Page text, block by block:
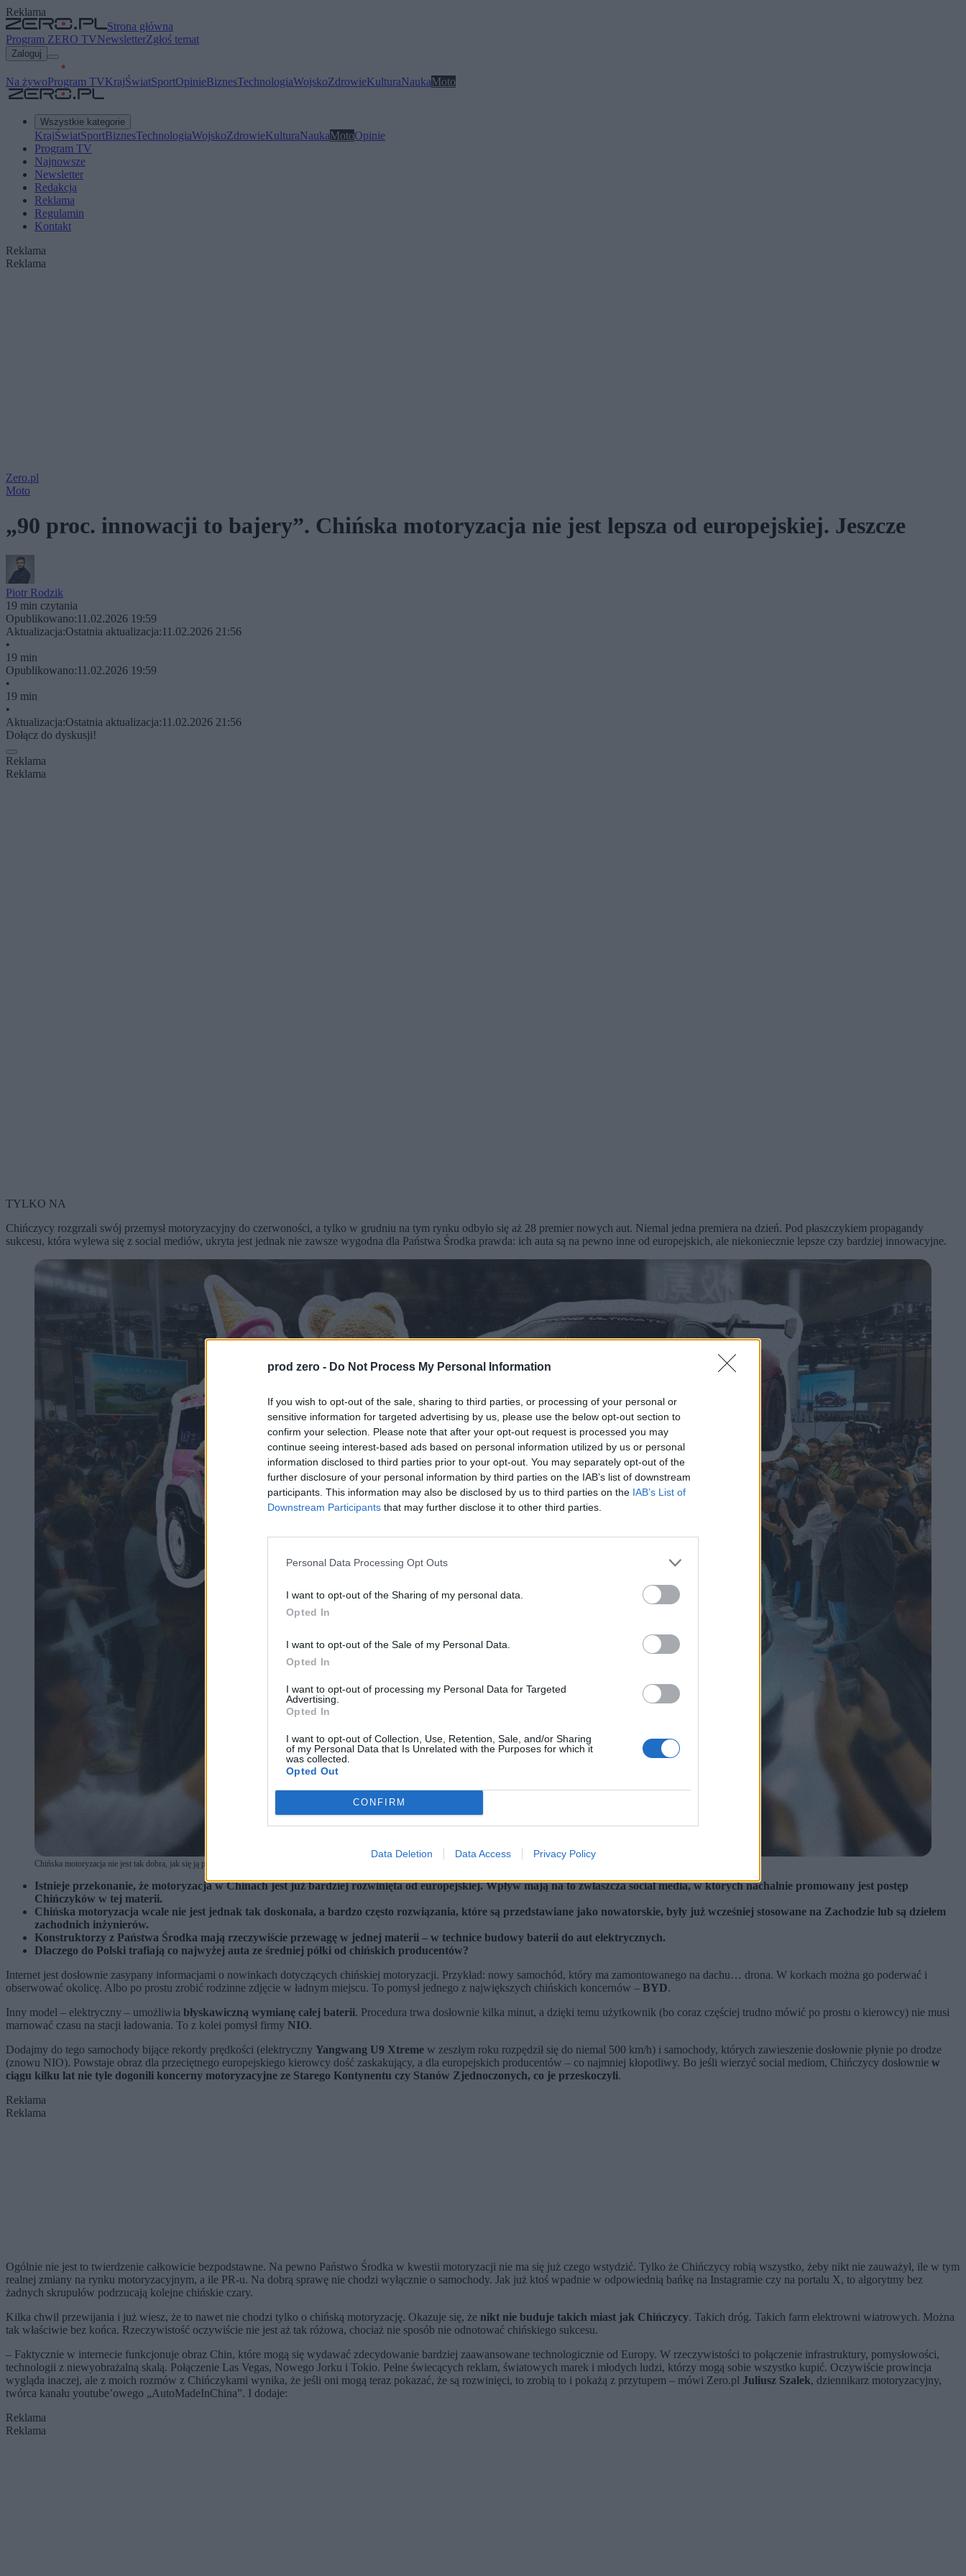
prod zero - Do Not Process My Personal Information
If you wish to opt-out of the sale, sharing to third parties, or processing of your personal or
sensitive information for targeted advertising by us, please use the below opt-out section to
confirm your selection. Please note that after your opt-out request is processed you may
continue seeing interest-based ads based on personal information utilized by us or personal
information disclosed to third parties prior to your opt-out. You may separately opt-out of the
further disclosure of your personal information by third parties on the IAB’s list of downstream
participants. This information may also be disclosed by us to third parties on the IAB’s List of
Downstream Participants that may further disclose it to other third parties.
Personal Data Processing Opt Outs
I want to opt-out of the Sharing of my personal data.
Opted In
I want to opt-out of the Sale of my Personal Data.
Opted In
I want to opt-out of processing my Personal Data for Targeted
Advertising.
Opted In
I want to opt-out of Collection, Use, Retention, Sale, and/or Sharing
of my Personal Data that Is Unrelated with the Purposes for which it
was collected.
Opted Out
CONFIRM
Data Deletion Data Access Privacy Policy
Reklama
Strona główna
Program ZERO TVNewsletterZgłoś temat
Zaloguj
Na żywoProgram TVKrajŚwiatSportOpinieBiznesTechnologiaWojskoZdrowieKulturaNaukaMoto
Wszystkie kategorie
KrajŚwiatSportBiznesTechnologiaWojskoZdrowieKulturaNaukaMotoOpinie
Program TV
Najnowsze
Newsletter
Redakcja
Reklama
Regulamin
Kontakt
Reklama
Reklama
Zero.pl
Moto
„90 proc. innowacji to bajery”. Chińska motoryzacja nie jest lepsza od europejskiej. Jeszcze
Piotr Rodzik
19 min czytania
Opublikowano:11.02.2026 19:59
Aktualizacja:Ostatnia aktualizacja:11.02.2026 21:56
•
19 min
Opublikowano:11.02.2026 19:59
•
19 min
•
Aktualizacja:Ostatnia aktualizacja:11.02.2026 21:56
Dołącz do dyskusji!
Reklama
Reklama
TYLKO NA
Chińczycy rozgrzali swój przemysł motoryzacyjny do czerwoności, a tylko w grudniu na tym rynku odbyło się aż 28 premier nowych aut. Niemal jedna premiera na dzień. Pod płaszczykiem propagandy
sukcesu, która wylewa się z social mediów, ukryta jest jednak nie zawsze wygodna dla Państwa Środka prawda: ich auta są na pewno inne od europejskich, ale niekoniecznie lepsze czy bardziej innowacyjne.
Chińska motoryzacja nie jest tak dobra, jak się ją przedstawia w mediach. (fot. Tatan Syuflana/Associated Press/East News, WANG ZHAO/AFP/East News, materiały prasowe BYD)
Istnieje przekonanie, że motoryzacja w Chinach jest już bardziej rozwinięta od europejskiej. Wpływ mają na to zwłaszcza social media, w których nachalnie promowany jest postęp
Chińczyków w tej materii.
Chińska motoryzacja wcale nie jest jednak tak doskonała, a bardzo często rozwiązania, które są przedstawiane jako nowatorskie, były już wcześniej stosowane na Zachodzie lub są dziełem
zachodnich inżynierów.
Konstruktorzy z Państwa Środka mają rzeczywiście przewagę w jednej materii – w technice budowy baterii do aut elektrycznych.
Dlaczego do Polski trafiają co najwyżej auta ze średniej półki od chińskich producentów?
Internet jest dosłownie zasypany informacjami o nowinkach dotyczących chińskiej motoryzacji. Przykład: nowy samochód, który ma zamontowanego na dachu… drona. W korkach można go poderwać i
obserwować okolicę. Albo po prostu zrobić rodzinne zdjęcie w ładnym miejscu. To pomysł jednego z największych chińskich koncernów – BYD.
Inny model – elektryczny – umożliwia błyskawiczną wymianę całej baterii. Procedura trwa dosłownie kilka minut, a dzięki temu użytkownik (bo coraz częściej trudno mówić po prostu o kierowcy) nie musi
marnować czasu na stacji ładowania. To z kolei pomysł firmy NIO.
Dodajmy do tego samochody bijące rekordy prędkości (elektryczny Yangwang U9 Xtreme w zeszłym roku rozpędził się do niemal 500 km/h) i samochody, których zawieszenie dosłownie płynie po drodze
(znowu NIO). Powstaje obraz dla przeciętnego europejskiego kierowcy dość zaskakujący, a dla europejskich producentów – co najmniej kłopotliwy. Bo jeśli wierzyć social mediom, Chińczycy dosłownie w
ciągu kilku lat nie tyle dogonili koncerny motoryzacyjne ze Starego Kontynentu czy Stanów Zjednoczonych, co je przeskoczyli.
Reklama
Reklama
Ogólnie nie jest to twierdzenie całkowicie bezpodstawne. Na pewno Państwo Środka w kwestii motoryzacji nie ma się już czego wstydzić. Tylko że Chińczycy robią wszystko, żeby nikt nie zauważył, ile w tym
realnej zmiany na rynku motoryzacyjnym, a ile PR-u. Na dobrą sprawę nie chodzi wyłącznie o samochody. Jak już ktoś wpadnie w odpowiednią bańkę na Instagramie czy na portalu X, to algorytmy bez
żadnych skrupułów podrzucają kolejne chińskie czary.
Kilka chwil przewijania i już wiesz, że to nawet nie chodzi tylko o chińską motoryzację. Okazuje się, że nikt nie buduje takich miast jak Chińczycy. Takich dróg. Takich farm elektrowni wiatrowych. Można
tak właściwie bez końca. Rzeczywistość oczywiście nie jest aż tak różowa, chociaż nie sposób nie odnotować chińskiego sukcesu.
– Faktycznie w internecie funkcjonuje obraz Chin, które mogą się wydawać zdecydowanie bardziej zaawansowane technologicznie od Europy. W rzeczywistości to połączenie infrastruktury, pomysłowości,
technologii z niewyobrażalną skalą. Połączenie Las Vegas, Nowego Jorku i Tokio. Pełne świecących reklam, światowych marek i młodych ludzi, którzy mogą sobie wszystko kupić. Oczywiście prowincja
wygląda inaczej, ale z moich rozmów z Chińczykami wynika, że jeśli oni mogą teraz pokazać, że są rozwinięci, to zrobią to i pokażą z przytupem – mówi Zero.pl Juliusz Szalek, dziennikarz motoryzacyjny,
twórca kanału youtube’owego „AutoMadeInChina”. I dodaje:
Reklama
Reklama